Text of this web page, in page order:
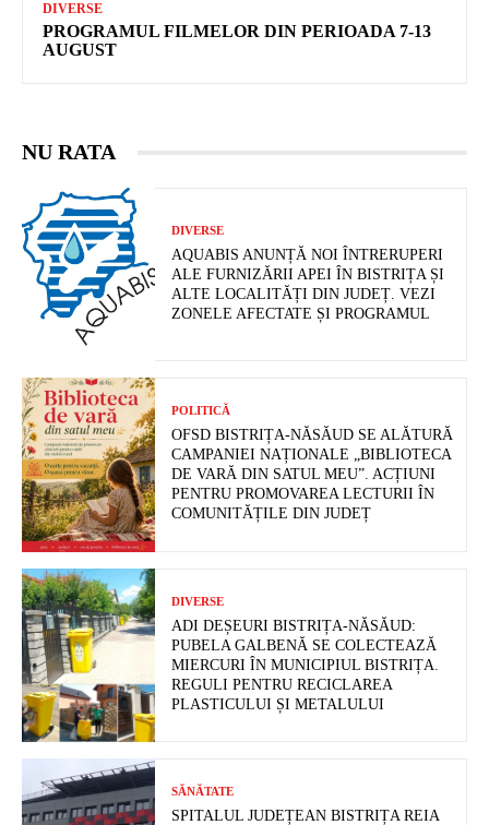
DIVERSE
PROGRAMUL FILMELOR DIN PERIOADA 7-13
AUGUST
NU RATA
DIVERSE
AQUABIS ANUNȚĂ NOI ÎNTRERUPERI
ALE FURNIZĂRII APEI ÎN BISTRIȚA ȘI
ALTE LOCALITĂȚI DIN JUDEȚ. VEZI
ZONELE AFECTATE ȘI PROGRAMUL
POLITICĂ
OFSD BISTRIȚA-NĂSĂUD SE ALĂTURĂ
CAMPANIEI NAȚIONALE „BIBLIOTECA
DE VARĂ DIN SATUL MEU”. ACȚIUNI
PENTRU PROMOVAREA LECTURII ÎN
COMUNITĂȚILE DIN JUDEȚ
DIVERSE
ADI DEȘEURI BISTRIȚA-NĂSĂUD:
PUBELA GALBENĂ SE COLECTEAZĂ
MIERCURI ÎN MUNICIPIUL BISTRIȚA.
REGULI PENTRU RECICLAREA
PLASTICULUI ȘI METALULUI
SĂNĂTATE
SPITALUL JUDEȚEAN BISTRIȚA REIA